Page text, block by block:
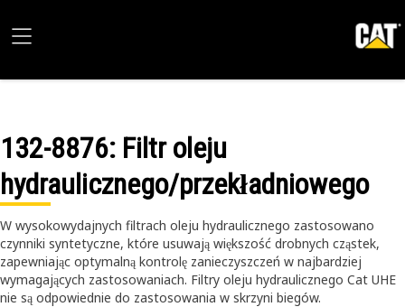
132-8876: Filtr oleju
hydraulicznego/przekładniowego
W wysokowydajnych filtrach oleju hydraulicznego zastosowano
czynniki syntetyczne, które usuwają większość drobnych cząstek,
zapewniając optymalną kontrolę zanieczyszczeń w najbardziej
wymagających zastosowaniach. Filtry oleju hydraulicznego Cat UHE
nie są odpowiednie do zastosowania w skrzyni biegów.